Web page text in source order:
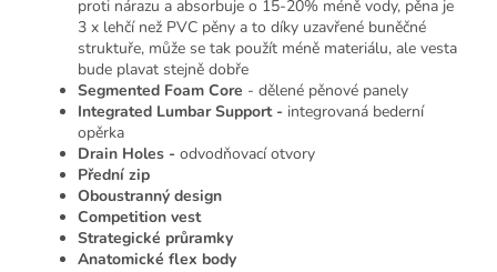
proti nárazu a absorbuje o 15-20% méně vody, pěna je
3 x lehčí než PVC pěny a to díky uzavřené buněčné
struktuře, může se tak použít méně materiálu, ale vesta
bude plavat stejně dobře
Segmented Foam Core - dělené pěnové panely
Integrated Lumbar Support - integrovaná bederní
opěrka
Drain Holes - odvodňovací otvory
Přední zip
Oboustranný design
Competition vest
Strategické průramky
Anatomické flex body